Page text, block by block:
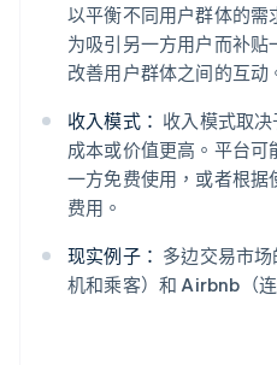
以平衡不同用户群体的
为吸引另一方用户而补
改善用户群体之间的互动
收入模式： 收入模式取
成本或价值更高。平台
一方免费使用，或者根据
费用。
现实例子： 多边交易市
机和乘客）和 Airbnb（